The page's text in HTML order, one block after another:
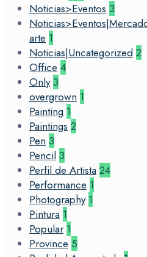
Noticias>Eventos 3
arte 1
Noticias|Uncategorized 2
Office 4
Only 3
overgrown 1
Painting 1
Paintings 2
Pen 3
Pencil 3
Perfil de Artista 24
Performance 1
Photography 1
Pintura 1
Popular 1
Province 5